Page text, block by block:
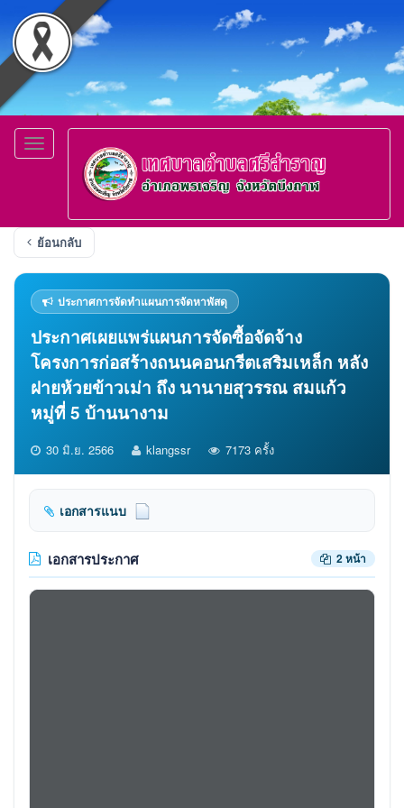
Toggle
navigation
ย้อนกลับ
ประกาศการจัดทำแผนการจัดหาพัสดุ
ประกาศเผยแพร่แผนการจัดซื้อจัดจ้าง
โครงการก่อสร้างถนนคอนกรีตเสริมเหล็ก หลัง
ฝายห้วยข้าวเม่า ถึง นานายสุวรรณ สมแก้ว
หมู่ที่ 5 บ้านนางาม
30 มิ.ย. 2566 klangssr 7173 ครั้ง
เอกสารแนบ
เอกสารประกาศ 2 หน้า